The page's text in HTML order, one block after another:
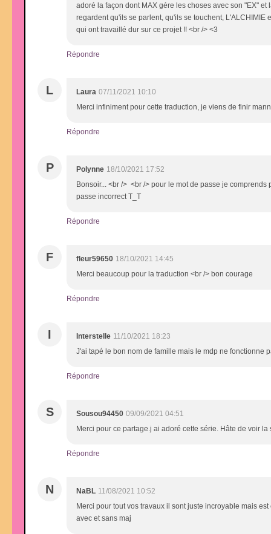
adoré la façon dont MAX gére les choses avec son "EX"
regardent qu'ils se parlent, qu'ils se touchent, L'ALCHIMIE
qui ont travaillé dur sur ce projet !! <br /> <3
Répondre
L Laura 07/11/2021 10:10
Merci infiniment pour cette traduction, je viens de finir
Répondre
P Polynne 18/10/2021 17:52
Bonsoir... <br /> <br /> pour le mot de passe je
passe incorrect T_T
Répondre
F fleur59650 18/10/2021 14:45
Merci beaucoup pour la traduction <br /> bon courage
Répondre
I Interstelle 11/10/2021 18:23
J'ai tapé le bon nom de famille mais le mdp ne fonctionne
Répondre
S Sousou94450 09/09/2021 04:51
Merci pour ce partage.j ai adoré cette série. Hâte de voir la
Répondre
N NaBL 11/08/2021 10:52
Merci pour tout vos travaux il sont juste incroyable mais
avec et sans maj